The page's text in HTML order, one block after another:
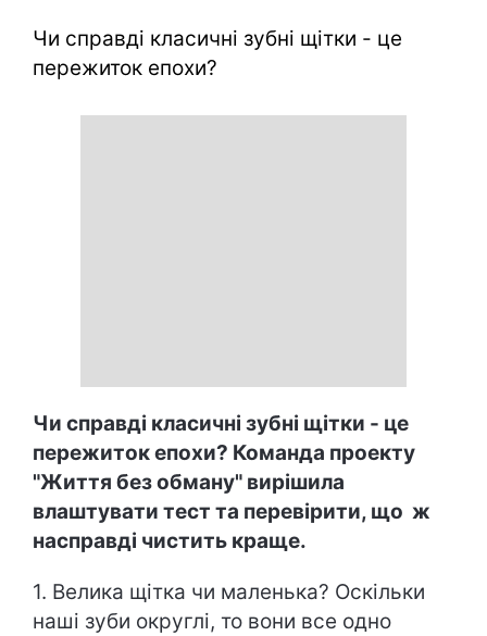
Чи справді класичні зубні щітки - це
пережиток епохи?
Чи справді класичні зубні щітки - це
пережиток епохи? Команда проекту
"Життя без обману" вирішила
влаштувати тест та перевірити, що ж
насправді чистить краще.
1. Велика щітка чи маленька? Оскільки
наші зуби округлі, то вони все одно